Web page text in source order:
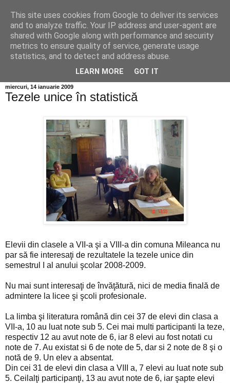
Info MILEANCA
BINE AȚI VENIT! *Jurnal online de informație și opinie;
Vineri 07 August, 2026
miercuri, 14 ianuarie 2009
Tezele unice în statistică
Elevii din clasele a VII-a şi a VIII-a din comuna Mileanca nu
par să fie interesaţi de rezultatele la tezele unice din
semestrul I al anului şcolar 2008-2009.
Nu mai sunt interesaţi de învăţătură, nici de media finală de
admintere la licee şi şcoli profesionale.
La limba şi literatura română din cei 37 de elevi din clasa a
VII-a, 10 au luat note sub 5. Cei mai multi participanti la teze,
respectiv 12 au avut note de 6, iar 8 elevi au fost notati cu
note de 7. Au existat si 6 de note de 5, dar si 2 note de 8 şi o
notă de 9. Un elev a absentat.
Din cei 31 de elevi din clasa a VIII a, 7 elevi au luat note sub
5. Ceilalţi participanţi, 13 au avut note de 6, iar şapte elevi
This site uses cookies from Google to deliver its services
and to analyze traffic. Your IP address and user-agent are
shared with Google along with performance and security
metrics to ensure quality of service, generate usage
statistics, and to detect and address abuse.
LEARN MORE GOT IT